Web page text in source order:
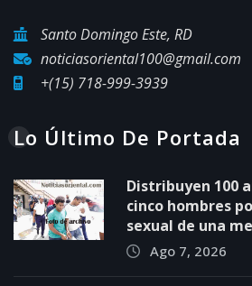
Santo Domingo Este, RD
noticiasoriental100@gmail.com
+(15) 718-999-3939
Lo Último De Portada
Distribuyen 100
cinco hombres
sexual de una
Ago 7, 2026